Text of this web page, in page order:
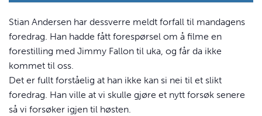
Stian Andersen har dessverre meldt forfall til mandagens
foredrag. Han hadde fått forespørsel om å filme en
forestilling med Jimmy Fallon til uka, og får da ikke
kommet til oss.
Det er fullt forståelig at han ikke kan si nei til et slikt
foredrag. Han ville at vi skulle gjøre et nytt forsøk senere
så vi forsøker igjen til høsten.